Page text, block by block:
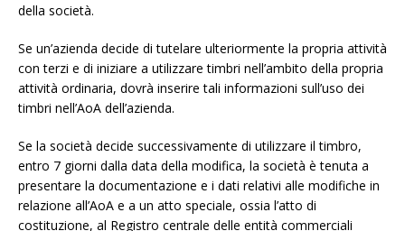
della società.
Se un’azienda decide di tutelare ulteriormente la propria attività
con terzi e di iniziare a utilizzare timbri nell’ambito della propria
attività ordinaria, dovrà inserire tali informazioni sull’uso dei
timbri nell’AoA dell’azienda.
Se la società decide successivamente di utilizzare il timbro,
entro 7 giorni dalla data della modifica, la società è tenuta a
presentare la documentazione e i dati relativi alle modifiche in
relazione all’AoA e a un atto speciale, ossia l’atto di
costituzione, al Registro centrale delle entità commerciali